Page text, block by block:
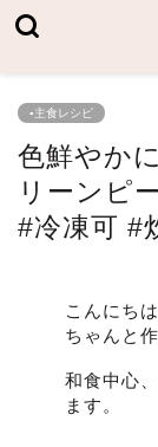
▪主食レシピ
色鮮やか
リーンピ
#冷凍可 #
こんにち
ちゃんと
和食中心
ます。